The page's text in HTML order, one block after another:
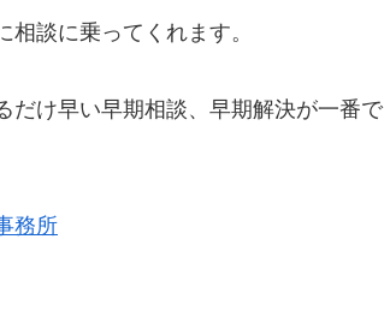
談に乗ってくれます。
だけ早い早期相談、早期解決が一番で
務所